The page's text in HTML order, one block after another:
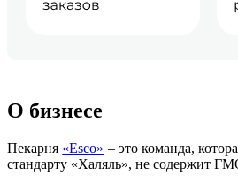
О бизнесе
Пекарня «Esco» – это команда,
стандарту «Халяль», не содержит